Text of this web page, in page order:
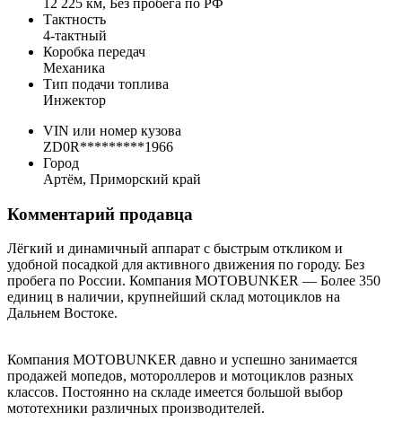
Тактность
4-тактный
Коробка передач
Механика
Тип подачи топлива
Инжектор
VIN или номер кузова
ZD0R*********1966
Город
Артём, Приморский край
Комментарий продавца
Лёгкий и динамичный аппарат с быстрым откликом и
удобной посадкой для активного движения по городу. Без
пробега по России. Компания MOTOBUNKER — Более 350
единиц в наличии, крупнейший склад мотоциклов на
Дальнем Востоке.
Компания MOTOBUNKER давно и успешно занимается
продажей мопедов, мотороллеров и мотоциклов разных
классов. Постоянно на складе имеется большой выбор
мототехники различных производителей.